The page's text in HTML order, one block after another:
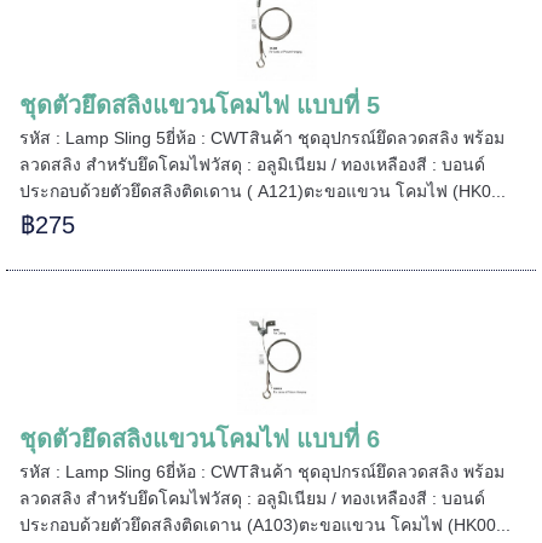
ชุดตัวยึดสลิงแขวนโคมไฟ แบบที่ 5
รหัส : Lamp Sling 5ยี่ห้อ : CWTสินค้า ชุดอุปกรณ์ยึดลวดสลิง พร้อม
ลวดสลิง สำหรับยึดโคมไฟวัสดุ : อลูมิเนียม / ทองเหลืองสี : บอนด์
ประกอบด้วยตัวยึดสลิงติดเดาน ( A121)ตะขอแขวน โคมไฟ (HK0...
฿275
ชุดตัวยึดสลิงแขวนโคมไฟ แบบที่ 6
รหัส : Lamp Sling 6ยี่ห้อ : CWTสินค้า ชุดอุปกรณ์ยึดลวดสลิง พร้อม
ลวดสลิง สำหรับยึดโคมไฟวัสดุ : อลูมิเนียม / ทองเหลืองสี : บอนด์
ประกอบด้วยตัวยึดสลิงติดเดาน (A103)ตะขอแขวน โคมไฟ (HK00...